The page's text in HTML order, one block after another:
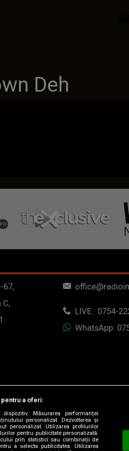
Deh
67,
C,
LIVE : 0754-
WhatsApp:
a oferi:
Măsurarea performanței
personalizat. Dezvoltarea și
personalizat. Utilizarea profilurilor
pentru publicitate personalizată.
prin statistici sau combinații de
a selecta publicitatea. Utilizarea